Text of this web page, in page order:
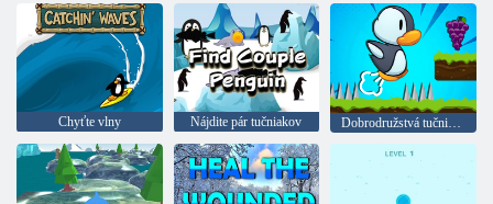
Chyťte vlny Nájdite pár tučniakov Dobrodružstvá tučniakov